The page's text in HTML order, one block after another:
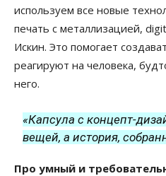
используем все новые
печать с металлизацией,
Искин. Это помогает
реагируют на человека,
него.
«Капсула с концепт-
вещей, а история,
Про умный и